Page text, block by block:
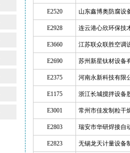
E2520 山东鑫博奥防腐设
E2928 连云港心欣环保技
E3660 江苏联众联胜空调
E2690 苏州新星钛材设备
E2375 河南永新科技有限
E1175 浙江长城搅拌设备
E3001 常州市佳发制粒干
E2803 瑞安市华研焊接自
E2823 无锡龙天计量设备